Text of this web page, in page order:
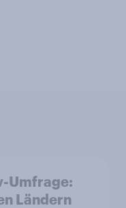
Umfrage:
Ländern